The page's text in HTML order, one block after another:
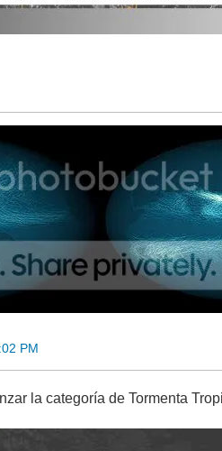
PM
la categoría de Tormenta